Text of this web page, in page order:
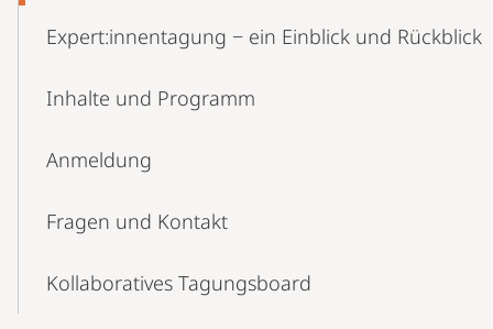
Expert:innentagung − ein Einblick und Rückblick
Inhalte und Programm
Anmeldung
Fragen und Kontakt
Kollaboratives Tagungsboard